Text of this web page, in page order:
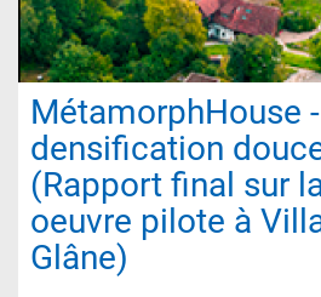
MétamorphHouse
densification
(Rapport final sur
oeuvre pilote à
Glâne)